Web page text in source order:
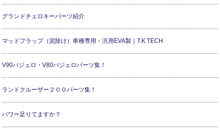
グランドチェロキーパーツ紹介
マッドフラップ（泥除け）車種専用・汎用EVA製｜T.K TECH
V90パジェロ・V80パジェロパーツ集！
ランドクルーザー２００パーツ集！
パワー足りてますか？